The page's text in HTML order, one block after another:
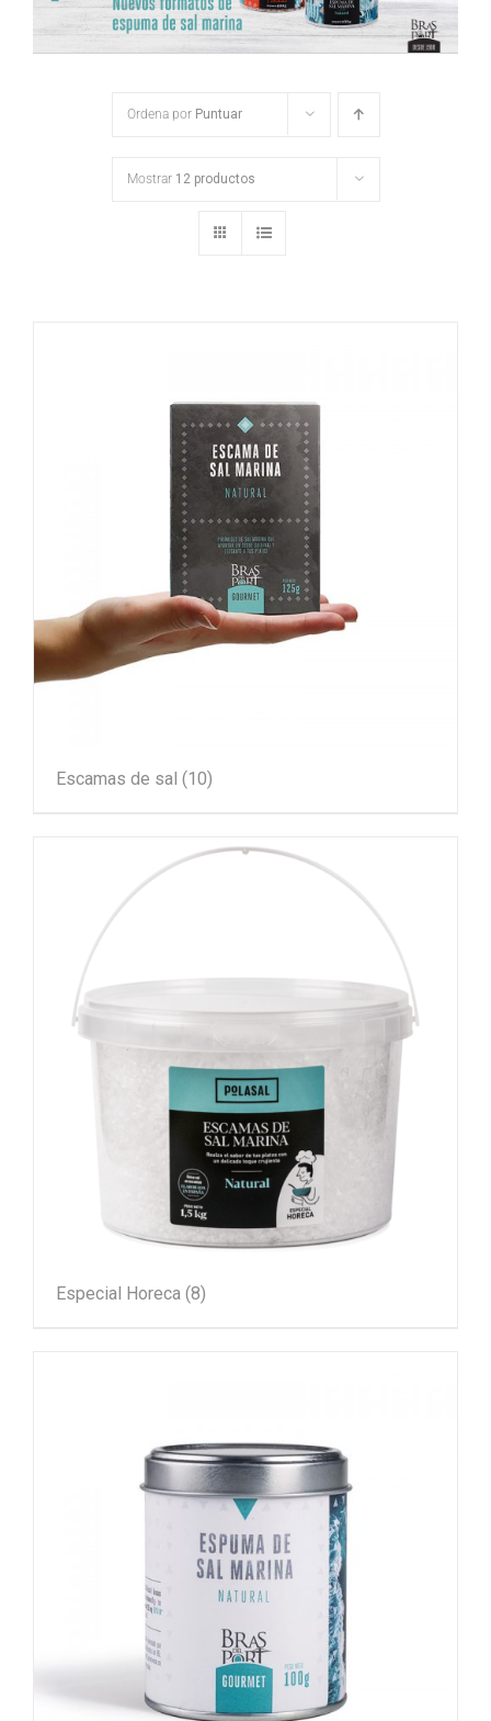
Ordena por Puntuar
Mostrar 12 productos
Escamas de sal (10)
Especial Horeca (8)